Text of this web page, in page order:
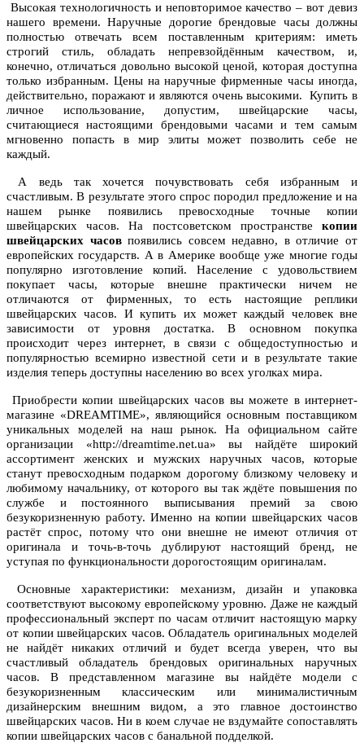
Высокая технологичность и неповторимое качество – вот девиз
нашего времени. Наручные дорогие брендовые часы должны
полностью отвечать всем поставленным критериям: иметь
строгий стиль, обладать непревзойдённым качеством, и,
конечно, отличаться довольно высокой ценой, которая доступна
только избранным. Цены на наручные фирменные часы иногда,
действительно, поражают и являются очень высокими. Купить в
личное использование, допустим, швейцарские часы,
считающиеся настоящими брендовыми часами и тем самым
мгновенно попасть в мир элиты может позволить себе не
каждый.
А ведь так хочется почувствовать себя избранным и
счастливым. В результате этого спрос породил предложение и на
нашем рынке появились превосходные точные копии
швейцарских часов. На постсоветском пространстве копии
швейцарских часовпоявились совсем недавно, в отличие от
европейских государств. А в Америке вообще уже многие годы
популярно изготовление копий. Население с удовольствием
покупает часы, которые внешне практически ничем не
отличаются от фирменных, то есть настоящие реплики
швейцарских часов. И купить их может каждый человек вне
зависимости от уровня достатка. В основном покупка
происходит через интернет, в связи с общедоступностью и
популярностью всемирно известной сети и в результате такие
изделия теперь доступны населению во всех уголках мира.
Приобрести копии швейцарских часов вы можете в интернет-
магазине «DREAMTIME», являющийся основным поставщиком
уникальных моделей на наш рынок. На официальном сайте
организации «http://dreamtime.net.ua» вы найдёте широкий
ассортимент женских и мужских наручных часов, которые
станут превосходным подарком дорогому близкому человеку и
любимому начальнику, от которого вы так ждёте повышения по
службе и постоянного выписывания премий за свою
безукоризненную работу. Именно на копии швейцарских часов
растёт спрос, потому что они внешне не имеют отличия от
оригинала и точь-в-точь дублируют настоящий бренд, не
уступая по функциональности дорогостоящим оригиналам.
Основные характеристики: механизм, дизайн и упаковка
соответствуют высокому европейскому уровню. Даже не каждый
профессиональный эксперт по часам отличит настоящую марку
от копии швейцарских часов. Обладатель оригинальных моделей
не найдёт никаких отличий и будет всегда уверен, что вы
счастливый обладатель брендовых оригинальных наручных
часов. В представленном магазине вы найдёте модели с
безукоризненным классическим или минималистичным
дизайнерским внешним видом, а это главное достоинство
швейцарских часов. Ни в коем случае не вздумайте сопоставлять
копии швейцарских часов с банальной подделкой.